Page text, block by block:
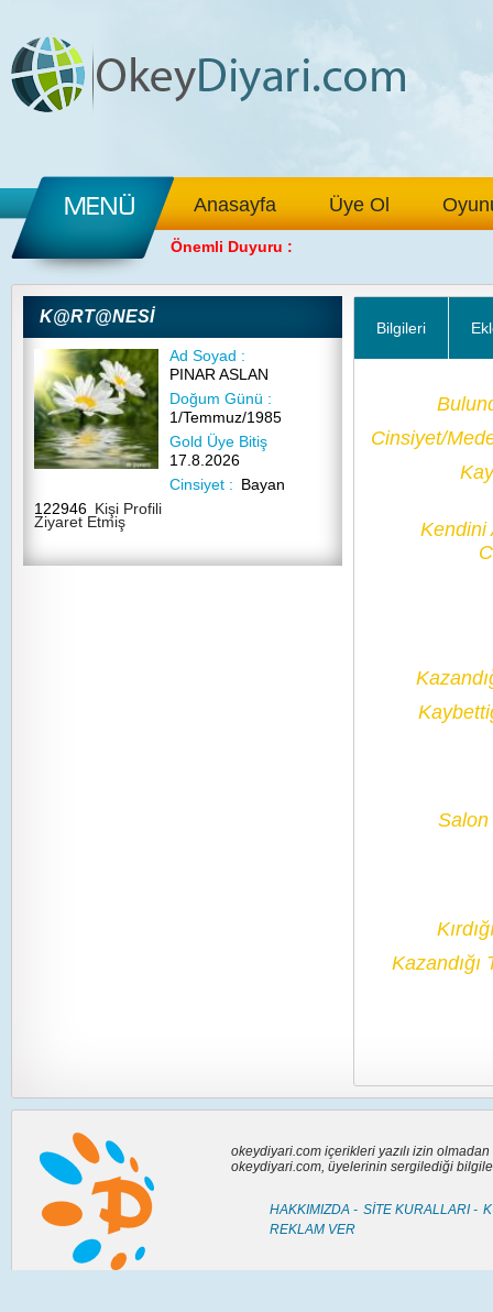
Anasayfa Üye Ol
Önemli Duyuru :
K@RT@NESİ
Ad Soyad :
PINAR ASLAN
Doğum Günü :
1/Temmuz/1985
Gold Üye Bitiş
17.8.2026
Cinsiyet : Bayan
122946 Kişi Profili
Ziyaret Etmiş
Bilgileri
Cinsiyet/
Kendini
Kazandığı
okeydiyari.com içerikleri yazılı izin
okeydiyari.com, üyelerinin sergilediği
HAKKIMIZDA - SİTE KURALLARI -
REKLAM VER